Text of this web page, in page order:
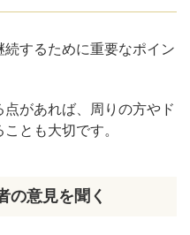
するために重要なポイン
があれば、周りの方やド
とも大切です。
の意見を聞く